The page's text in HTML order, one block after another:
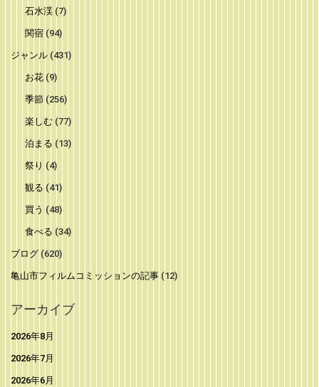
石水渓(7)
関宿(94)
ジャンル (431)
お花(9)
季節 (256)
楽しむ (77)
泊まる (13)
祭り (4)
観る (41)
買う (48)
食べる (34)
ブログ (620)
亀山市フィルムコミッションの記事 (12)
アーカイブ
2026年8月
2026年7月
2026年6月